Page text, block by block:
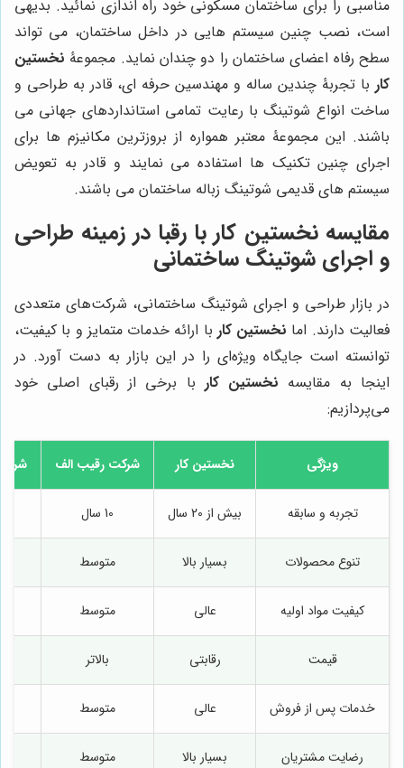
مناسبی را برای ساختمان مسکونی خود راه اندازی نمائید. بدیهی
است، نصب چنین سیستم هایی در داخل ساختمان، می تواند
سطح رفاه اعضای ساختمان را دو چندان نماید. مجموعۀ نخستین
کار با تجربۀ چندین ساله و مهندسین حرفه ای، قادر به طراحی و
ساخت انواع شوتینگ با رعایت تمامی استانداردهای جهانی می
باشند. این مجموعۀ معتبر همواره از بروزترین مکانیزم ها برای
اجرای چنین تکنیک ها استفاده می نمایند و قادر به تعویض
سیستم های قدیمی شوتینگ زباله ساختمان می باشند.
مقایسهنخستین کاربا رقبا در زمینه طراحی
و اجرای شوتینگ ساختمانی
در بازار طراحی و اجرای شوتینگ ساختمانی، شرکت‌های متعددی
فعالیت دارند. اما نخستین کار با ارائه خدمات متمایز و با کیفیت،
توانسته است جایگاه ویژه‌ای را در این بازار به دست آورد. در
اینجا به مقایسه نخستین کار با برخی از رقبای اصلی خود
می‌پردازیم:
ویژگی نخستین کار شرکت رقیب الف
تجربه و سابقه بیش از 20 سال 10 سال
تنوع محصولات بسیار بالا متوسط
کیفیت مواد اولیه عالی متوسط
قیمت رقابتی بالاتر
خدمات پس از فروش عالی متوسط
رضایت مشتریان بسیار بالا متوسط